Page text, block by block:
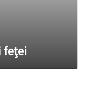
feţei